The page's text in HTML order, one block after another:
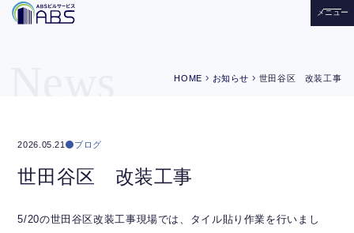
メニュー
HOME chevron_right お知らせ chevron_right世田谷区 改装工事
2026.05.21 ブログ
世田谷区 改装工事
5/20の世田谷区改装工事現場では、タイル貼り作業を行いまし